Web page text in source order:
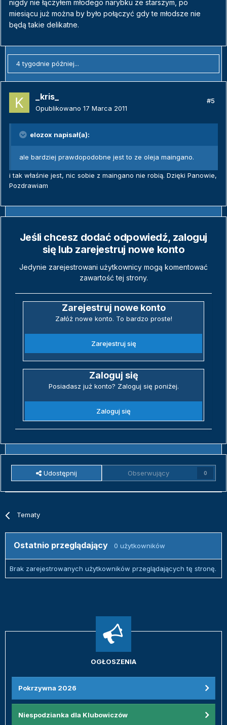
nigdy nie łączyłem młodego narybku ze starszym, po
miesiącu już można by było połączyć gdy te młodsze nie
będą takie delikatne.
4 tygodnie później...
_kris_
Opublikowano 17 Marca 2011
#5
elozox napisał(a):
ale bardziej prawdopodobne jest to ze oleja maingano.
i tak właśnie jest, nic sobie z maingano nie robią. Dzięki Panowie,
Pozdrawiam
Jeśli chcesz dodać odpowiedź, zaloguj
się lub zarejestruj nowe konto
Jedynie zarejestrowani użytkownicy mogą komentować
zawartość tej strony.
Zarejestruj nowe konto
Załóż nowe konto. To bardzo proste!
Zarejestruj się
Zaloguj się
Posiadasz już konto? Zaloguj się poniżej.
Zaloguj się
Udostępnij Obserwujący 0
Tematy
Ostatnio przeglądający 0 użytkowników
Brak zarejestrowanych użytkowników przeglądających tę stronę.
OGŁOSZENIA
Pokrzywna 2026
Niespodzianka dla Klubowiczów